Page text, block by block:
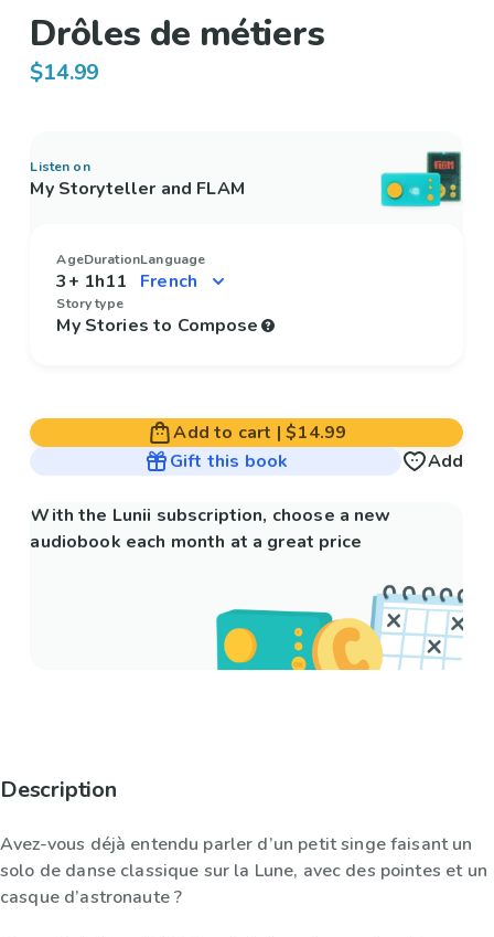
Drôles de métiers
$14.99
Listen on
My Storyteller and FLAM
Age
3+
Duration
1h11
Language
Story type
My Stories to Compose
Add to cart |$14.99
Gift this book
Add
With the Lunii subscription, choose a new
audiobook each month at a great price
Description
Avez-vous déjà entendu parler d’un petit singe faisant un
solo de danse classique sur la Lune, avec des pointes et un
casque d’astronaute ?